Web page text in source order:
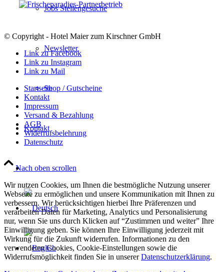
Jobs Stellengesuche
Newsletter
Shop / Gutscheine
Kontakt
© Copyright - Hotel Maier zum Kirschner GmbH
Link zu Facebook
Link zu Instagram
Link zu Mail
Startseite
Kontakt
Impressum
Versand & Bezahlung
AGB
Widerrufsbelehrung
Datenschutz
Nach oben scrollen
Wir nutzen Cookies, um Ihnen die bestmögliche Nutzung unserer
Webseite zu ermöglichen und unsere Kommunikation mit Ihnen zu
verbessern. Wir berücksichtigen hierbei Ihre Präferenzen und
verarbeiten Daten für Marketing, Analytics und Personalisierung
nur, wenn Sie uns durch Klicken auf “Zustimmen und weiter” Ihre
Einwilligung geben. Sie können Ihre Einwilligung jederzeit mit
Wirkung für die Zukunft widerrufen. Informationen zu den
verwendeten Cookies, Cookie-Einstellungen sowie die
Widerrufsmöglichkeit finden Sie in unsererDatenschutzerklärung.